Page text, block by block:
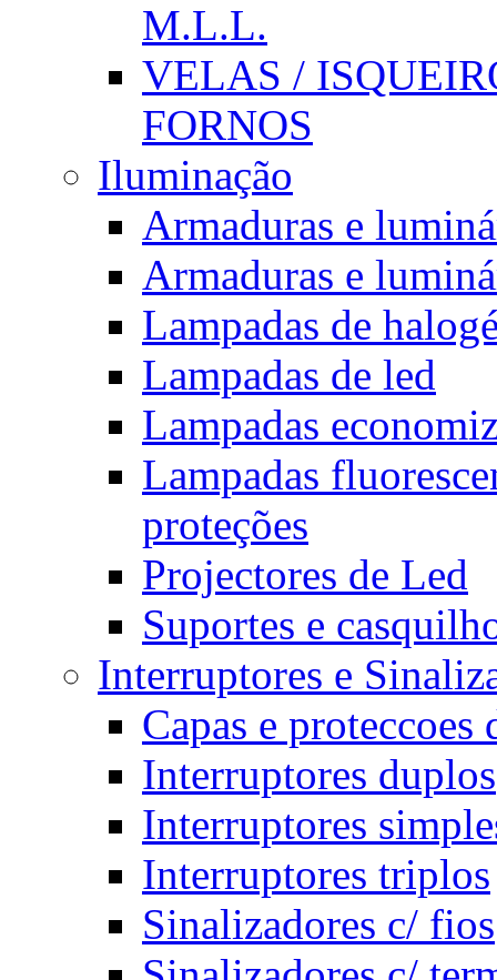
M.L.L.
VELAS /
FORNOS
Iluminação
Armaduras e
Armaduras e
Lampadas de
Lampadas de led
Lampadas
Lampadas
proteções
Projectores de Led
Suportes e
Interruptores e
Capas e
Interruptores duplos
Interruptores
Interruptores triplos
Sinalizadores c/ fios